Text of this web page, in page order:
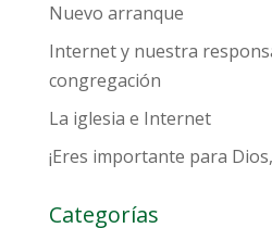
Nuevo arranque
Internet y nuestra
congregación
La iglesia e Internet
¡Eres importante para
Categorías